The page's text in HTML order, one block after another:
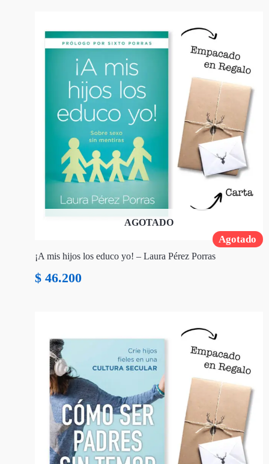
Agotado
AGOTADO
¡A mis hijos los educo yo! – Laura Pérez Porras
$ 46.200